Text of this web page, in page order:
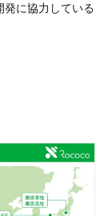
に協力している